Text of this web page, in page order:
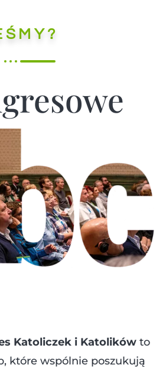
Katoliczek i Katolikówto
które wspólnie poszukują